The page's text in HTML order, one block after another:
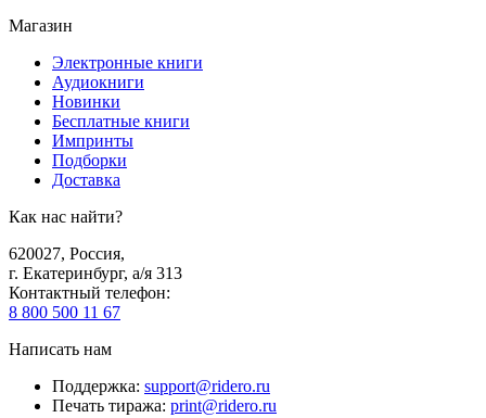
Магазин
Электронные книги
Аудиокниги
Новинки
Бесплатные книги
Импринты
Подборки
Доставка
Как нас найти?
620027, Россия,
г. Екатеринбург, а/я 313
Контактный телефон:
8 800 500 11 67
Написать нам
Поддержка: support@ridero.ru
Печать тиража: print@ridero.ru